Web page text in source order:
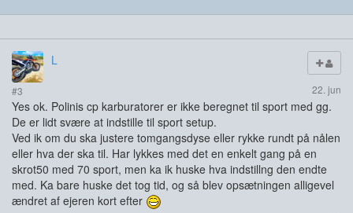
L
#3 22. jun
Yes ok. Polinis cp karburatorer er ikke beregnet til sport med gg.
De er lidt svære at indstille til sport setup.
Ved ik om du ska justere tomgangsdyse eller rykke rundt på nålen
eller hva der ska til. Har lykkes med det en enkelt gang på en
skrot50 med 70 sport, men ka ik huske hva indstillng den endte
med. Ka bare huske det tog tid, og så blev opsætningen alligevel
ændret af ejeren kort efter